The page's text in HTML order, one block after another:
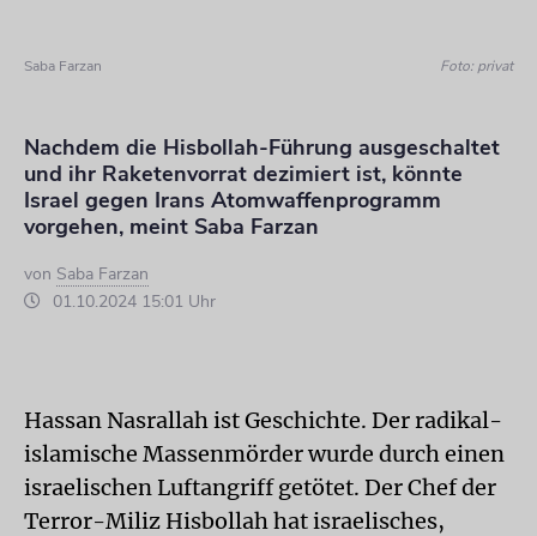
Saba Farzan Foto: privat
Nachdem die Hisbollah-Führung ausgeschaltet
und ihr Raketenvorrat dezimiert ist, könnte
Israel gegen Irans Atomwaffenprogramm
vorgehen, meint Saba Farzan
von Saba Farzan
01.10.2024 15:01 Uhr
Hassan Nasrallah ist Geschichte. Der radikal-
islamische Massenmörder wurde durch einen
israelischen Luftangriff getötet. Der Chef der
Terror-Miliz Hisbollah hat israelisches,